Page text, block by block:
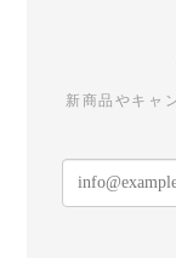
新商品やキャ